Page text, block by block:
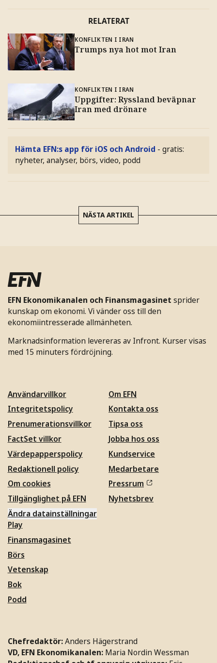
RELATERAT
KONFLIKTEN I IRAN
Trumps nya hot mot Iran
KONFLIKTEN I IRAN
Uppgifter: Ryssland beväpnar
Iran med drönare
Hämta EFN:s app för iOS och Android - gratis:
nyheter, analyser, börs, video, podd
NÄSTA ARTIKEL
EFN Ekonomikanalen och Finansmagasinet sprider
kunskap om ekonomi. Vi vänder oss till den
ekonomiintresserade allmänheten.
Marknadsinformation levereras av Infront. Kurser visas
med 15 minuters fördröjning.
Användarvillkor
Integritetspolicy
Prenumerationsvillkor
FactSet villkor
Värdepapperspolicy
Redaktionell policy
Om cookies
Tillgänglighet på EFN
Ändra datainställningar
Om EFN
Kontakta oss
Tipsa oss
Jobba hos oss
Kundservice
Medarbetare
Pressrum
Nyhetsbrev
Play
Finansmagasinet
Börs
Vetenskap
Bok
Podd
Chefredaktör:Anders Hägerstrand
VD, EFN Ekonomikanalen: Maria Nordin Wessman